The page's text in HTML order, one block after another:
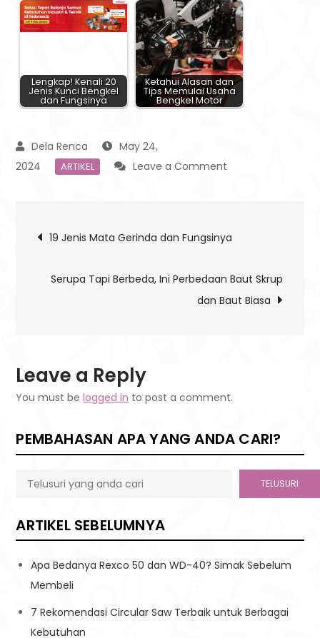
Lengkap! Kenali 20
Jenis Kunci Bengkel
dan Fungsinya
Ketahui Alasan dan
Tips Memulai Usaha
Bengkel Motor
May 24,
2024
ARTIKEL Leave a Comment
Menghilangkan
Kaca
Mobil
Post
navigation
19 Jenis Mata Gerinda dan Fungsinya
Serupa Tapi Berbeda, Ini Perbedaan Baut Skrup
dan Baut Biasa
Leave a Reply
You must belogged in to post a comment.
PEMBAHASAN APA YANG ANDA CARI?
TELUSURI
ARTIKEL SEBELUMNYA
Apa Bedanya Rexco 50 dan WD-40? Simak Sebelum
Membeli
7 Rekomendasi Circular Saw Terbaik untuk Berbagai
Kebutuhan